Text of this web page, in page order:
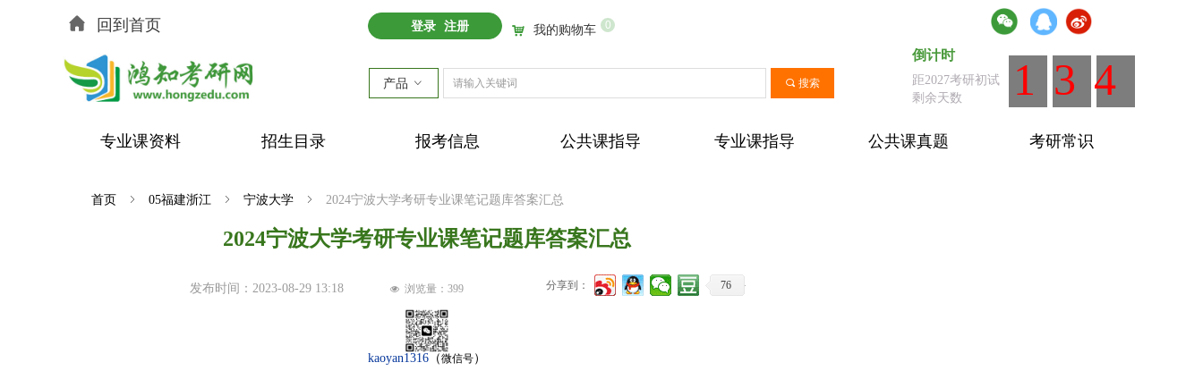
登录 注册
끠 搜索
产品 ꀁ
回到首页
倒计时：距离全国统考剩余天数
倒计时
距2027考研初试
剩余天数
134
专业课资料 招生目录 报考信息 公共课指导 专业课指导 公共课真题 考研常识
낙 我的购物车 0
2024宁波大学考研专业课笔记题库答案汇总
首页 ꁇ 05福建浙江 ꁇ 宁波大学 ꁇ 2024宁波大学考研专业课笔记题库答案汇总
发布时间： 2023-08-29 13:18 分享到： 76
넶 浏览量： 399
kaoyan1316 （微信号）